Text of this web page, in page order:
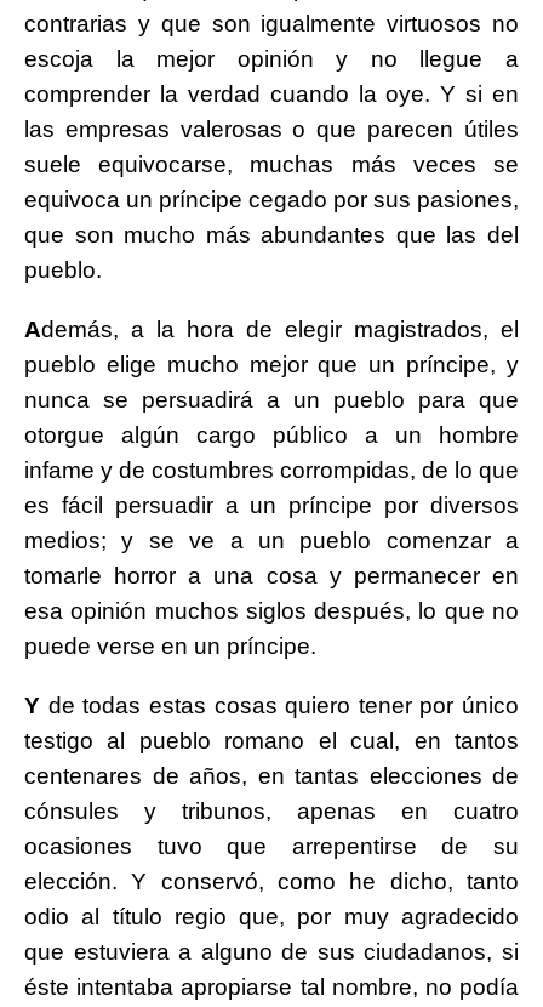
contrarias y que son igualmente virtuosos no
escoja la mejor opinión y no llegue a
comprender la verdad cuando la oye. Y si en
las empresas valerosas o que parecen útiles
suele equivocarse, muchas más veces se
equivoca un príncipe cegado por sus pasiones,
que son mucho más abundantes que las del
pueblo.
Además, a la hora de elegir magistrados, el
pueblo elige mucho mejor que un príncipe, y
nunca se persuadirá a un pueblo para que
otorgue algún cargo público a un hombre
infame y de costumbres corrompidas, de lo que
es fácil persuadir a un príncipe por diversos
medios; y se ve a un pueblo comenzar a
tomarle horror a una cosa y permanecer en
esa opinión muchos siglos después, lo que no
puede verse en un príncipe.
Y de todas estas cosas quiero tener por único
testigo al pueblo romano el cual, en tantos
centenares de años, en tantas elecciones de
cónsules y tribunos, apenas en cuatro
ocasiones tuvo que arrepentirse de su
elección. Y conservó, como he dicho, tanto
odio al título regio que, por muy agradecido
que estuviera a alguno de sus ciudadanos, si
éste intentaba apropiarse tal nombre, no podía